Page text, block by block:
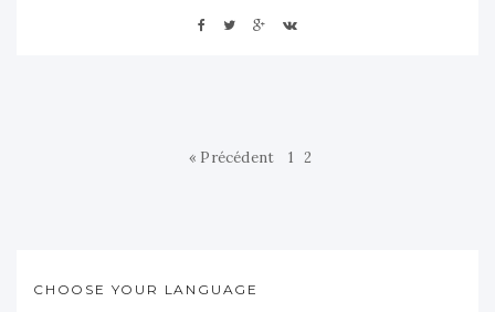
« Précédent 1 2
CHOOSE YOUR LANGUAGE